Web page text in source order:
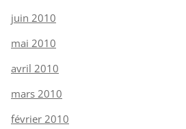
juin 2010
mai 2010
avril 2010
mars 2010
février 2010